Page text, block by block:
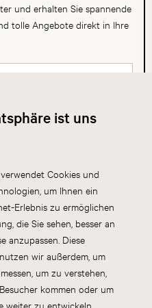
ist uns
Cookies und
um Ihnen ein
Erlebnis zu ermöglichen
die Sie sehen, besser an
anzupassen. Diese
wir außerdem, um
um zu verstehen,
kommen oder um
weiter zu entwickeln.
und erhalten Sie spannende
tolle Angebote direkt in Ihre